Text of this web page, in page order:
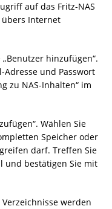
auf das Fritz-NAS
übers Internet
hinzufügen“.
Adresse und Passwort
zu NAS-Inhalten“ im
Wählen Sie
Speicher oder
darf. Treffen Sie
und bestätigen Sie mit
werden